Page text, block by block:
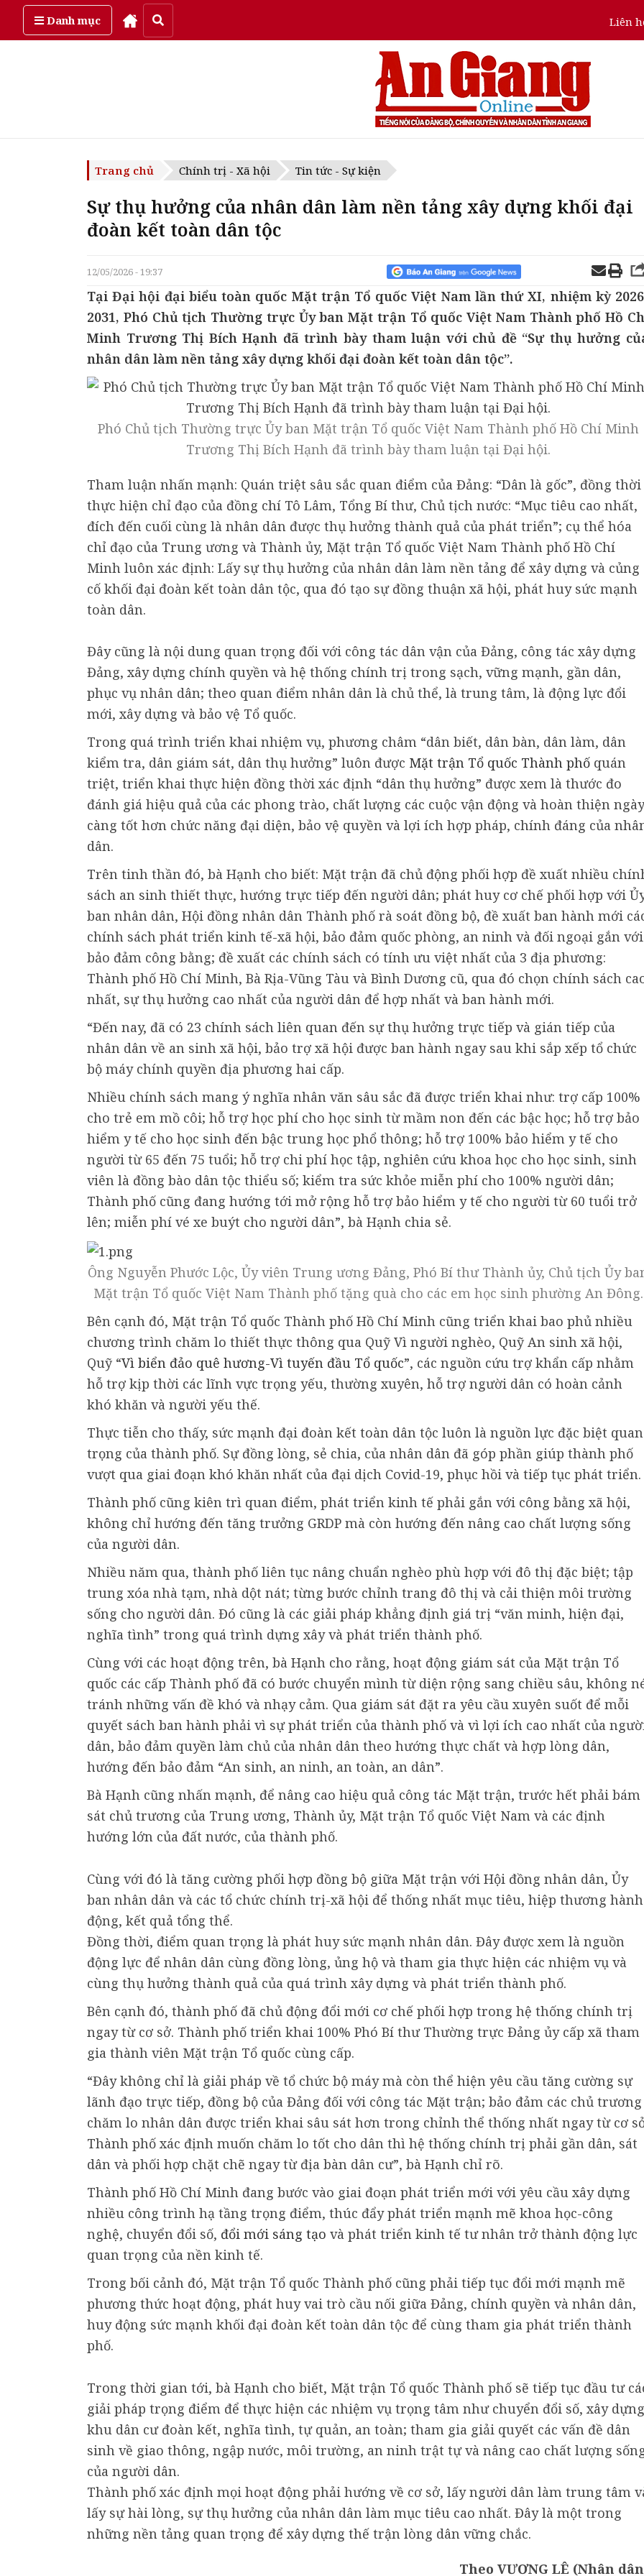
Danh mục Liên
Chủ Nhật, ngày 9/08/2026
Trang chủ Chính trị - Xã hội Tin tức - Sự kiện
Sự thụ hưởng của nhân dân làm nền tảng xây dựng khối đại
đoàn kết toàn dân tộc
12/05/2026 - 19:37
Tại Đại hội đại biểu toàn quốc Mặt trận Tổ quốc Việt Nam lần thứ XI, nhiệm kỳ
2031, Phó Chủ tịch Thường trực Ủy ban Mặt trận Tổ quốc Việt Nam Thành phố Hồ
Minh Trương Thị Bích Hạnh đã trình bày tham luận với chủ đề “Sự thụ hưởng
nhân dân làm nền tảng xây dựng khối đại đoàn kết toàn dân tộc”.
Phó Chủ tịch Thường trực Ủy ban Mặt trận Tổ quốc Việt Nam Thành phố Hồ Chí Minh
Trương Thị Bích Hạnh đã trình bày tham luận tại Đại hội.
Tham luận nhấn mạnh: Quán triệt sâu sắc quan điểm của Đảng: “Dân là gốc”, đồng thời
thực hiện chỉ đạo của đồng chí Tô Lâm, Tổng Bí thư, Chủ tịch nước: “Mục tiêu cao nhất,
đích đến cuối cùng là nhân dân được thụ hưởng thành quả của phát triển”; cụ thể hóa
chỉ đạo của Trung ương và Thành ủy, Mặt trận Tổ quốc Việt Nam Thành phố Hồ Chí
Minh luôn xác định: Lấy sự thụ hưởng của nhân dân làm nền tảng để xây dựng và củng
cố khối đại đoàn kết toàn dân tộc, qua đó tạo sự đồng thuận xã hội, phát huy sức mạnh
toàn dân.
Đây cũng là nội dung quan trọng đối với công tác dân vận của Đảng, công tác xây dựng
Đảng, xây dựng chính quyền và hệ thống chính trị trong sạch, vững mạnh, gần dân,
phục vụ nhân dân; theo quan điểm nhân dân là chủ thể, là trung tâm, là động lực đổi
mới, xây dựng và bảo vệ Tổ quốc.
Trong quá trình triển khai nhiệm vụ, phương châm “dân biết, dân bàn, dân làm, dân
kiểm tra, dân giám sát, dân thụ hưởng” luôn được Mặt trận Tổ quốc Thành phố quán
triệt, triển khai thực hiện đồng thời xác định “dân thụ hưởng” được xem là thước đo
đánh giá hiệu quả của các phong trào, chất lượng các cuộc vận động và hoàn thiện ngày
càng tốt hơn chức năng đại diện, bảo vệ quyền và lợi ích hợp pháp, chính đáng của
dân.
Trên tinh thần đó, bà Hạnh cho biết: Mặt trận đã chủ động phối hợp đề xuất nhiều
sách an sinh thiết thực, hướng trực tiếp đến người dân; phát huy cơ chế phối hợp với
ban nhân dân, Hội đồng nhân dân Thành phố rà soát đồng bộ, đề xuất ban hành mới
chính sách phát triển kinh tế-xã hội, bảo đảm quốc phòng, an ninh và đối ngoại gắn với
bảo đảm công bằng; đề xuất các chính sách có tính ưu việt nhất của 3 địa phương:
Thành phố Hồ Chí Minh, Bà Rịa-Vũng Tàu và Bình Dương cũ, qua đó chọn chính sách
nhất, sự thụ hưởng cao nhất của người dân để hợp nhất và ban hành mới.
“Đến nay, đã có 23 chính sách liên quan đến sự thụ hưởng trực tiếp và gián tiếp của
nhân dân về an sinh xã hội, bảo trợ xã hội được ban hành ngay sau khi sắp xếp tổ chức
bộ máy chính quyền địa phương hai cấp.
Nhiều chính sách mang ý nghĩa nhân văn sâu sắc đã được triển khai như: trợ cấp 100%
cho trẻ em mồ côi; hỗ trợ học phí cho học sinh từ mầm non đến các bậc học; hỗ trợ bảo
hiểm y tế cho học sinh đến bậc trung học phổ thông; hỗ trợ 100% bảo hiểm y tế cho
người từ 65 đến 75 tuổi; hỗ trợ chi phí học tập, nghiên cứu khoa học cho học sinh, sinh
viên là đồng bào dân tộc thiểu số; kiểm tra sức khỏe miễn phí cho 100% người dân;
Thành phố cũng đang hướng tới mở rộng hỗ trợ bảo hiểm y tế cho người từ 60 tuổi trở
lên; miễn phí vé xe buýt cho người dân”, bà Hạnh chia sẻ.
Ông Nguyễn Phước Lộc, Ủy viên Trung ương Đảng, Phó Bí thư Thành ủy, Chủ tịch Ủy
Mặt trận Tổ quốc Việt Nam Thành phố tặng quà cho các em học sinh phường An Đông.
Bên cạnh đó, Mặt trận Tổ quốc Thành phố Hồ Chí Minh cũng triển khai bao phủ nhiều
chương trình chăm lo thiết thực thông qua Quỹ Vì người nghèo, Quỹ An sinh xã hội,
Quỹ “Vì biển đảo quê hương-Vì tuyến đầu Tổ quốc”, các nguồn cứu trợ khẩn cấp nhằm
hỗ trợ kịp thời các lĩnh vực trọng yếu, thường xuyên, hỗ trợ người dân có hoàn cảnh
khó khăn và người yếu thế.
Thực tiễn cho thấy, sức mạnh đại đoàn kết toàn dân tộc luôn là nguồn lực đặc biệt quan
trọng của thành phố. Sự đồng lòng, sẻ chia, của nhân dân đã góp phần giúp thành phố
vượt qua giai đoạn khó khăn nhất của đại dịch Covid-19, phục hồi và tiếp tục phát triển.
Thành phố cũng kiên trì quan điểm, phát triển kinh tế phải gắn với công bằng xã hội,
không chỉ hướng đến tăng trưởng GRDP mà còn hướng đến nâng cao chất lượng sống
của người dân.
Nhiều năm qua, thành phố liên tục nâng chuẩn nghèo phù hợp với đô thị đặc biệt; tập
trung xóa nhà tạm, nhà dột nát; từng bước chỉnh trang đô thị và cải thiện môi trường
sống cho người dân. Đó cũng là các giải pháp khẳng định giá trị “văn minh, hiện đại,
nghĩa tình” trong quá trình dựng xây và phát triển thành phố.
Cùng với các hoạt động trên, bà Hạnh cho rằng, hoạt động giám sát của Mặt trận Tổ
quốc các cấp Thành phố đã có bước chuyển mình từ diện rộng sang chiều sâu, không
tránh những vấn đề khó và nhạy cảm. Qua giám sát đặt ra yêu cầu xuyên suốt để mỗi
quyết sách ban hành phải vì sự phát triển của thành phố và vì lợi ích cao nhất của
dân, bảo đảm quyền làm chủ của nhân dân theo hướng thực chất và hợp lòng dân,
hướng đến bảo đảm “An sinh, an ninh, an toàn, an dân”.
Bà Hạnh cũng nhấn mạnh, để nâng cao hiệu quả công tác Mặt trận, trước hết phải bám
sát chủ trương của Trung ương, Thành ủy, Mặt trận Tổ quốc Việt Nam và các định
hướng lớn của đất nước, của thành phố.
Cùng với đó là tăng cường phối hợp đồng bộ giữa Mặt trận với Hội đồng nhân dân, Ủy
ban nhân dân và các tổ chức chính trị-xã hội để thống nhất mục tiêu, hiệp thương hành
động, kết quả tổng thể.
Đồng thời, điểm quan trọng là phát huy sức mạnh nhân dân. Đây được xem là nguồn
động lực để nhân dân cùng đồng lòng, ủng hộ và tham gia thực hiện các nhiệm vụ và
cùng thụ hưởng thành quả của quá trình xây dựng và phát triển thành phố.
Bên cạnh đó, thành phố đã chủ động đổi mới cơ chế phối hợp trong hệ thống chính trị
ngay từ cơ sở. Thành phố triển khai 100% Phó Bí thư Thường trực Đảng ủy cấp xã tham
gia thành viên Mặt trận Tổ quốc cùng cấp.
“Đây không chỉ là giải pháp về tổ chức bộ máy mà còn thể hiện yêu cầu tăng cường sự
lãnh đạo trực tiếp, đồng bộ của Đảng đối với công tác Mặt trận; bảo đảm các chủ trương
chăm lo nhân dân được triển khai sâu sát hơn trong chỉnh thể thống nhất ngay từ cơ
Thành phố xác định muốn chăm lo tốt cho dân thì hệ thống chính trị phải gần dân, sát
dân và phối hợp chặt chẽ ngay từ địa bàn dân cư”, bà Hạnh chỉ rõ.
Thành phố Hồ Chí Minh đang bước vào giai đoạn phát triển mới với yêu cầu xây dựng
nhiều công trình hạ tầng trọng điểm, thúc đẩy phát triển mạnh mẽ khoa học-công
nghệ, chuyển đổi số, đổi mới sáng tạo và phát triển kinh tế tư nhân trở thành động lực
quan trọng của nền kinh tế.
Trong bối cảnh đó, Mặt trận Tổ quốc Thành phố cũng phải tiếp tục đổi mới mạnh mẽ
phương thức hoạt động, phát huy vai trò cầu nối giữa Đảng, chính quyền và nhân dân,
huy động sức mạnh khối đại đoàn kết toàn dân tộc để cùng tham gia phát triển thành
phố.
Trong thời gian tới, bà Hạnh cho biết, Mặt trận Tổ quốc Thành phố sẽ tiếp tục đầu tư
giải pháp trọng điểm để thực hiện các nhiệm vụ trọng tâm như chuyển đổi số, xây dựng
khu dân cư đoàn kết, nghĩa tình, tự quản, an toàn; tham gia giải quyết các vấn đề dân
sinh về giao thông, ngập nước, môi trường, an ninh trật tự và nâng cao chất lượng
của người dân.
Thành phố xác định mọi hoạt động phải hướng về cơ sở, lấy người dân làm trung tâm
lấy sự hài lòng, sự thụ hưởng của nhân dân làm mục tiêu cao nhất. Đây là một trong
những nền tảng quan trọng để xây dựng thế trận lòng dân vững chắc.
Theo VƯƠNG LÊ (Nhân